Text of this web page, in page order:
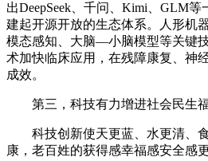
出DeepSeek、千问、Kimi、GLM
建起开源开放的生态体系。人形机
模态感知、大脑—小脑模型等关键
术加快临床应用，在残障康复、神
成效。
第三，科技有力增进社会民生福
科技创新使天更蓝、水更清、食
康，老百姓的获得感幸福感安全感更